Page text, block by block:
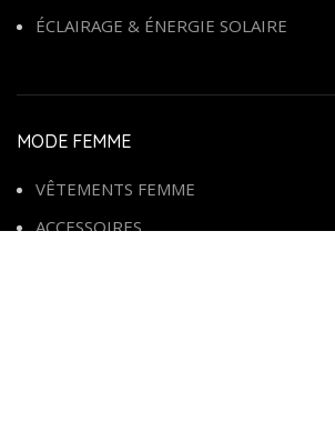
ÉCLAIRAGE & ÉNERGIE SOLAIRE
MODE FEMME
VÊTEMENTS FEMME
ACCESSOIRES